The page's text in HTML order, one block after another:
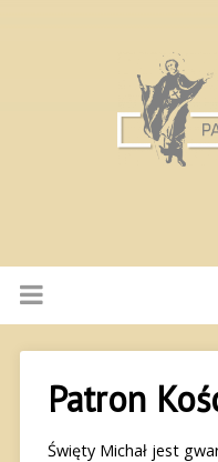
Patron
Święty Michał jest